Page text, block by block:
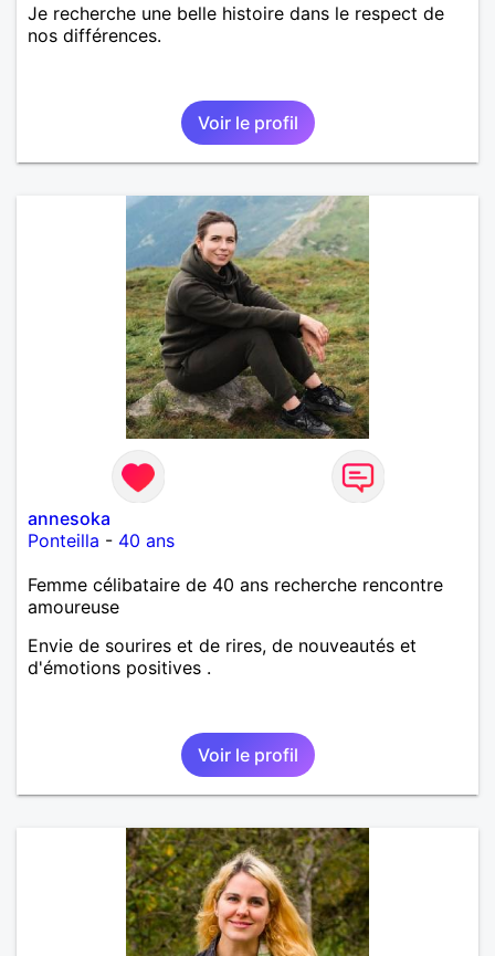
Je recherche une belle histoire dans le respect de
nos différences.
Voir le profil
annesoka
Ponteilla - 40 ans
Femme célibataire de 40 ans recherche rencontre
amoureuse
Envie de sourires et de rires, de nouveautés et
d'émotions positives .
Voir le profil